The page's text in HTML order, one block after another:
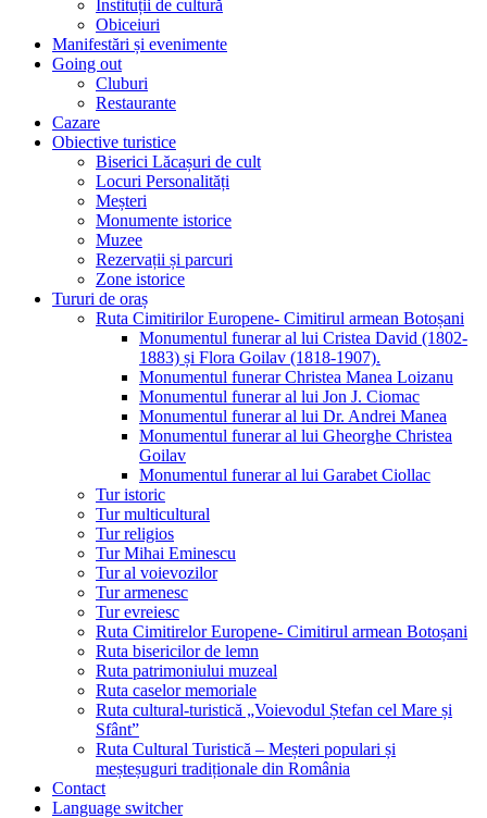
Instituții de cultură
Obiceiuri
Manifestări și evenimente
Going out
Cluburi
Restaurante
Cazare
Obiective turistice
Biserici Lăcașuri de cult
Locuri Personalități
Meșteri
Monumente istorice
Muzee
Rezervații și parcuri
Zone istorice
Tururi de oraș
Ruta Cimitirilor Europene- Cimitirul armean Botoșani
Monumentul funerar al lui Cristea David (1802-
1883) și Flora Goilav (1818-1907).
Monumentul funerar Christea Manea Loizanu
Monumentul funerar al lui Jon J. Ciomac
Monumentul funerar al lui Dr. Andrei Manea
Monumentul funerar al lui Gheorghe Christea
Goilav
Monumentul funerar al lui Garabet Ciollac
Tur istoric
Tur multicultural
Tur religios
Tur Mihai Eminescu
Tur al voievozilor
Tur armenesc
Tur evreiesc
Ruta Cimitirelor Europene- Cimitirul armean Botoșani
Ruta bisericilor de lemn
Ruta patrimoniului muzeal
Ruta caselor memoriale
Ruta cultural-turistică „Voievodul Ștefan cel Mare și
Sfânt”
Ruta Cultural Turistică – Meșteri populari și
meșteșuguri tradiționale din România
Contact
Language switcher